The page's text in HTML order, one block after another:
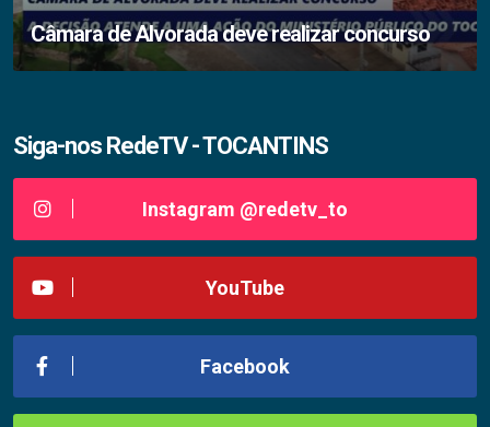
Câmara de Alvorada deve realizar concurso
Siga-nos RedeTV - TOCANTINS
Instagram @redetv_to
YouTube
Facebook